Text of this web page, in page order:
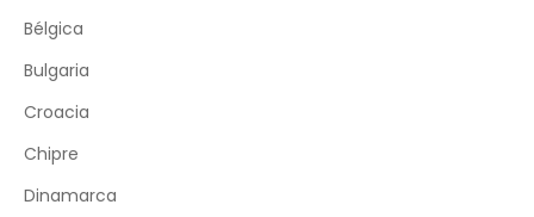
Bélgica
Bulgaria
Croacia
Chipre
Dinamarca